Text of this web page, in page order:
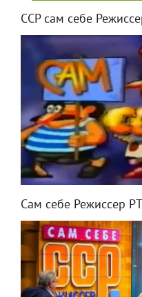
ССР сам себе
Сам себе Режиссер